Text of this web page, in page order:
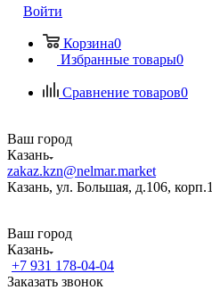
Войти
Корзина0
Избранные товары0
Сравнение товаров0
Ваш город
Казань
zakaz.kzn@nelmar.market
Казань, ул. Большая, д.106, корп.1
Ваш город
Казань
+7 931 178-04-04
Заказать звонок